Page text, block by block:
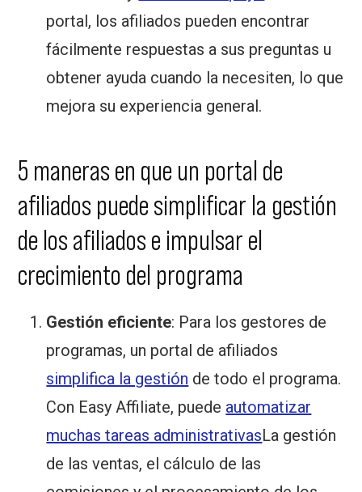
portal, los afiliados pueden encontrar
fácilmente respuestas a sus preguntas u
obtener ayuda cuando la necesiten, lo que
mejora su experiencia general.
5 maneras en que un portal de
afiliados puede simplificar la gestión
de los afiliados e impulsar el
crecimiento del programa
Gestión eficiente: Para los gestores de
programas, un portal de afiliados
simplifica la gestión de todo el programa.
Con Easy Affiliate, puede automatizar
muchas tareas administrativasLa gestión
de las ventas, el cálculo de las